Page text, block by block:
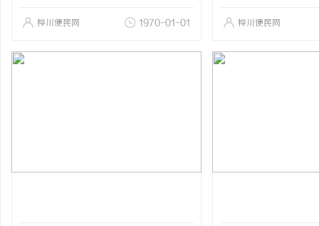
桦川便民网 1970-01-01 桦川便民网